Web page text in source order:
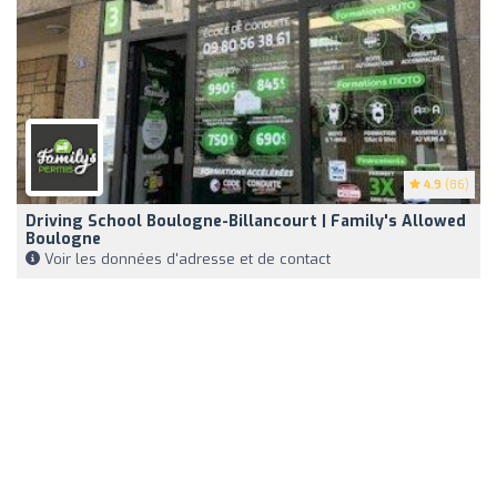
4.9 (86)
Driving School Boulogne-Billancourt | Family's Allowed
Boulogne
Voir les données d'adresse et de contact